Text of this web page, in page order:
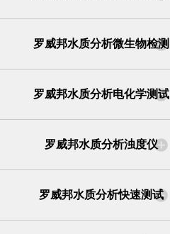
罗威邦水质分析微生物检测
罗威邦水质分析电化学测试
罗威邦水质分析浊度仪
罗威邦水质分析快速测试